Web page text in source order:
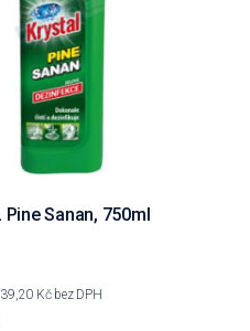
Pine Sanan, 750ml
Kč bez DPH